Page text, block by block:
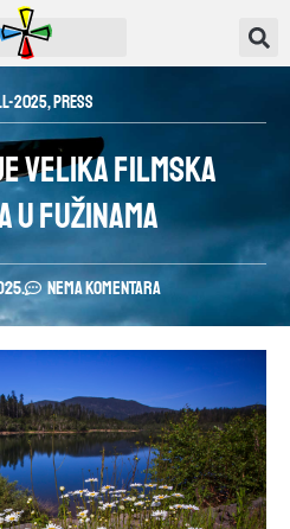
2025,Press
velika filmska
Fužinama
Nema komentara